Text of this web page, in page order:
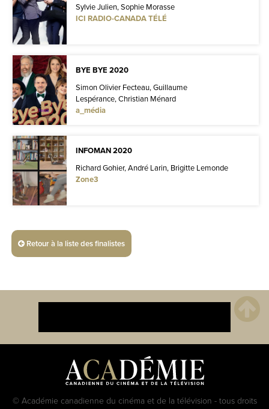
Sylvie Julien, Sophie Morasse
ICI RADIO-CANADA TÉLÉ
BYE BYE 2020
Simon Olivier Fecteau, Guillaume
Lespérance, Christian Ménard
a_média
INFOMAN 2020
Richard Gohier, André Larin, Brigitte Lemonde
Zone3
Retour à la liste des finalistes
© Académie canadienne du cinéma et de la télévision - tous droits